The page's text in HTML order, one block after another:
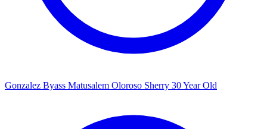
Gonzalez Byass Matusalem Oloroso Sherry 30 Year Old